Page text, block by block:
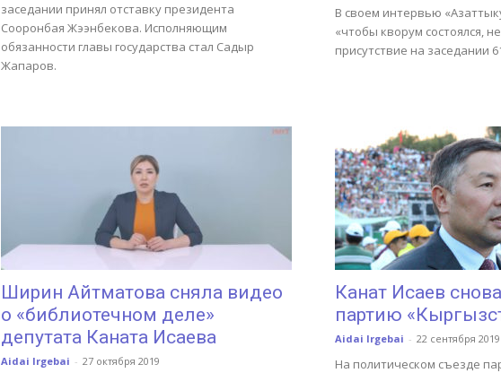
заседании принял отставку президента
Сооронбая Жээнбекова. Исполняющим
обязанности главы государства стал Садыр
Жапаров.
В своем интервью
«чтобы кворум состоялся,
присутствие на заседании
Ширин Айтматова сняла видео
о «библиотечном деле»
депутата Каната Исаева
Aidai Irgebai - 27 октября 2019
Канат Исаев
партию
Aidai Irgebai - 22 сентября 2019
На политическом съезде